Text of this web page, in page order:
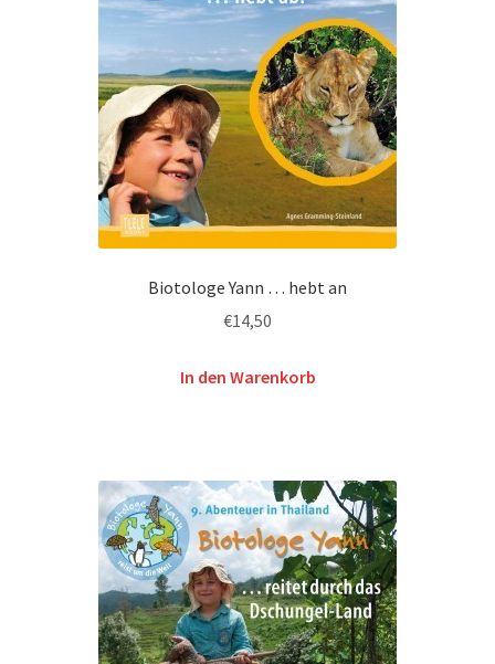
Biotologe Yann … hebt an
€14,50
In den Warenkorb